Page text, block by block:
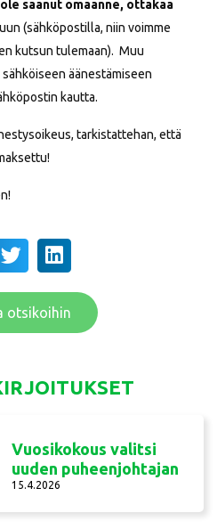
saanut omaanne, ottakaa
(sähköpostilla, niin voimme
kutsun tulemaan). Muu
äänestämiseen
kautta.
tarkistattehan, että
otsikoihin
Vuosikokous valitsi
uuden puheenjohtajan
15.4.2026